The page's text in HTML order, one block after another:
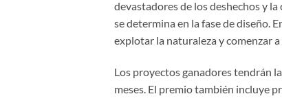
devastadores de los deshechos y
se determina en la fase de diseño.
explotar la naturaleza y comenzar
Los proyectos ganadores tendrán
meses. El premio también incluye